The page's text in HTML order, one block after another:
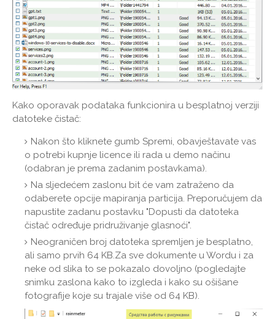
Kako oporavak podataka funkcionira u besplatnoj verziji
datoteke čistač:
Nakon što kliknete gumb Spremi, obavještavate vas
o potrebi kupnje licence ili rada u demo načinu
(odabran je prema zadanim postavkama).
Na sljedećem zaslonu bit će vam zatraženo da
odaberete opcije mapiranja particija. Preporučujem da
napustite zadanu postavku "Dopusti da datoteka
čistač određuje pridruživanje glasnoći".
Neograničen broj datoteka spremljen je besplatno,
ali samo prvih 64 KB.Za sve dokumente u Wordu i za
neke od slika to se pokazalo dovoljno (pogledajte
snimku zaslona kako to izgleda i kako su ošišane
fotografije koje su trajale više od 64 KB).